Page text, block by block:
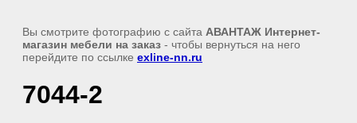
Вы смотрите фотографию с сайта АВАНТАЖ Интернет-
магазин мебели на заказ - чтобы вернуться на него
перейдите по ссылке exline-nn.ru
7044-2